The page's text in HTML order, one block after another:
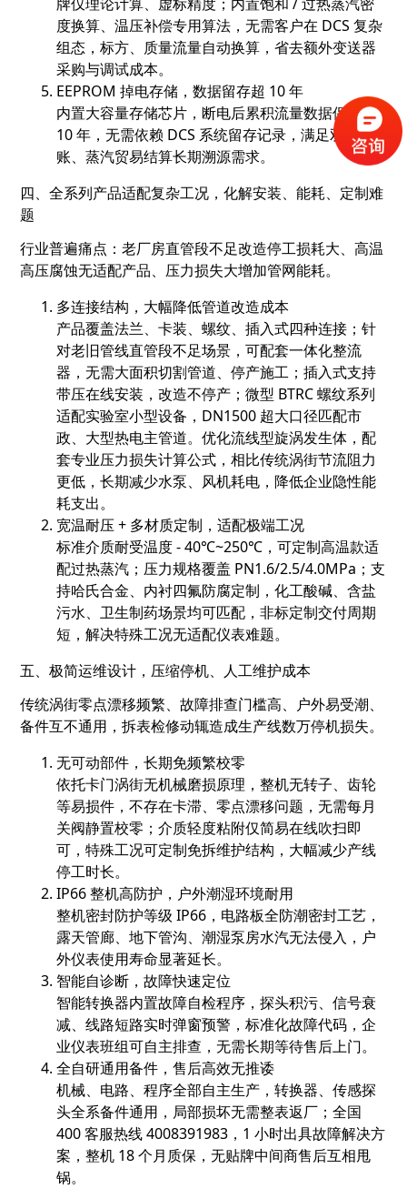
度换算、温压补偿专用算法，无需客户在 DCS 复杂
组态，标方、质量流量自动换算，省去额外变送器
采购与调试成本。
EEPROM 掉电存储，数据留存超 10 年
内置大容量存储芯片，断电后累积流量数据保存超
10 年，无需依赖 DCS 系统留存记录，满足双碳台
账、蒸汽贸易结算长期溯源需求。
四、全系列产品适配复杂工况，化解安装、能耗、定制难
题
行业普遍痛点：老厂房直管段不足改造停工损耗大、高温
高压腐蚀无适配产品、压力损失大增加管网能耗。
多连接结构，大幅降低管道改造成本
产品覆盖法兰、卡装、螺纹、插入式四种连接；针
对老旧管线直管段不足场景，可配套一体化整流
器，无需大面积切割管道、停产施工；插入式支持
带压在线安装，改造不停产；微型 BTRC 螺纹系列
适配实验室小型设备，DN1500 超大口径匹配市
政、大型热电主管道。优化流线型旋涡发生体，配
套专业压力损失计算公式，相比传统涡街节流阻力
更低，长期减少水泵、风机耗电，降低企业隐性能
耗支出。
宽温耐压 + 多材质定制，适配极端工况
标准介质耐受温度 - 40℃~250℃，可定制高温款适
配过热蒸汽；压力规格覆盖 PN1.6/2.5/4.0MPa；支
持哈氏合金、内衬四氟防腐定制，化工酸碱、含盐
污水、卫生制药场景均可匹配，非标定制交付周期
短，解决特殊工况无适配仪表难题。
五、极简运维设计，压缩停机、人工维护成本
传统涡街零点漂移频繁、故障排查门槛高、户外易受潮、
备件互不通用，拆表检修动辄造成生产线数万停机损失。
无可动部件，长期免频繁校零
依托卡门涡街无机械磨损原理，整机无转子、齿轮
等易损件，不存在卡滞、零点漂移问题，无需每月
关阀静置校零；介质轻度粘附仅简易在线吹扫即
可，特殊工况可定制免拆维护结构，大幅减少产线
停工时长。
IP66 整机高防护，户外潮湿环境耐用
整机密封防护等级 IP66，电路板全防潮密封工艺，
露天管廊、地下管沟、潮湿泵房水汽无法侵入，户
外仪表使用寿命显著延长。
智能自诊断，故障快速定位
智能转换器内置故障自检程序，探头积污、信号衰
减、线路短路实时弹窗预警，标准化故障代码，企
业仪表班组可自主排查，无需长期等待售后上门。
全自研通用备件，售后高效无推诿
机械、电路、程序全部自主生产，转换器、传感探
头全系备件通用，局部损坏无需整表返厂；全国
400 客服热线 4008391983，1 小时出具故障解决方
案，整机 18 个月质保，无贴牌中间商售后互相甩
锅。